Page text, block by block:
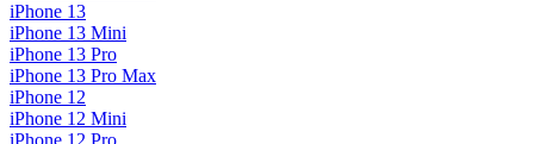
iPhone 13
iPhone 13 Mini
iPhone 13 Pro
iPhone 13 Pro Max
iPhone 12
iPhone 12 Mini
iPhone 12 Pro